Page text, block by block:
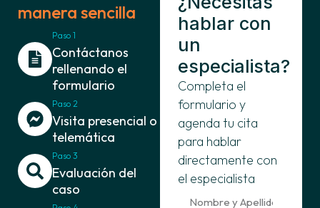
manera sencilla
Paso 1
Contáctanos
rellenando el
formulario
Paso 2
Visita presencial o
telemática
Paso 3
Evaluación del
caso
hablar con
un
especialista?
Completa el
formulario y
agenda tu cita
para hablar
directamente con
el especialista